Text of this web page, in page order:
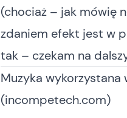
(chociaż – jak mówię
zdaniem efekt jest w
tak – czekam na
Muzyka wykorzystana
(incompetech.com)